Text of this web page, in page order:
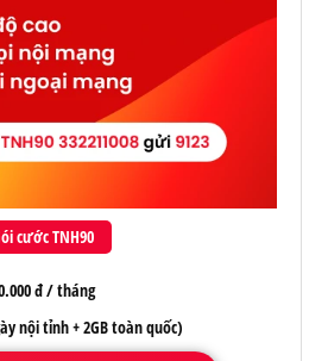
cước TNH90
đ / tháng
nội tỉnh + 2GB toàn quốc)